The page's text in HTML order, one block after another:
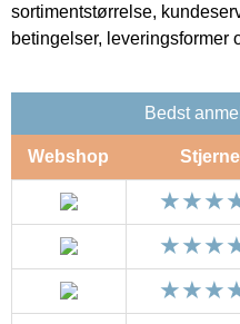
sortimentstørrelse,
betingelser, leveringsformer
Bedst
Webshop